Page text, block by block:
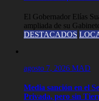
El Gobernador Elías
ampliada de su
DESTACADOS
agosto 7, 2026 MAD
Media sanción en el
Privada, pero sin